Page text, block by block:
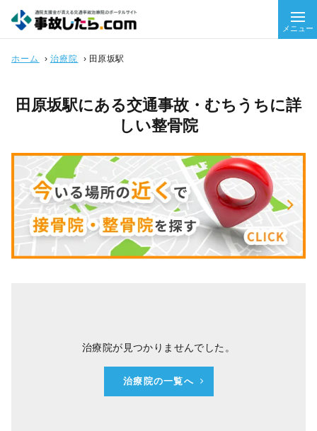
メニュー
ホーム › 治療院 › 田原坂駅
田原坂駅にある交通事故・むちうちに詳
しい整骨院
治療院が見つかりませんでした。
治療院の一覧へ